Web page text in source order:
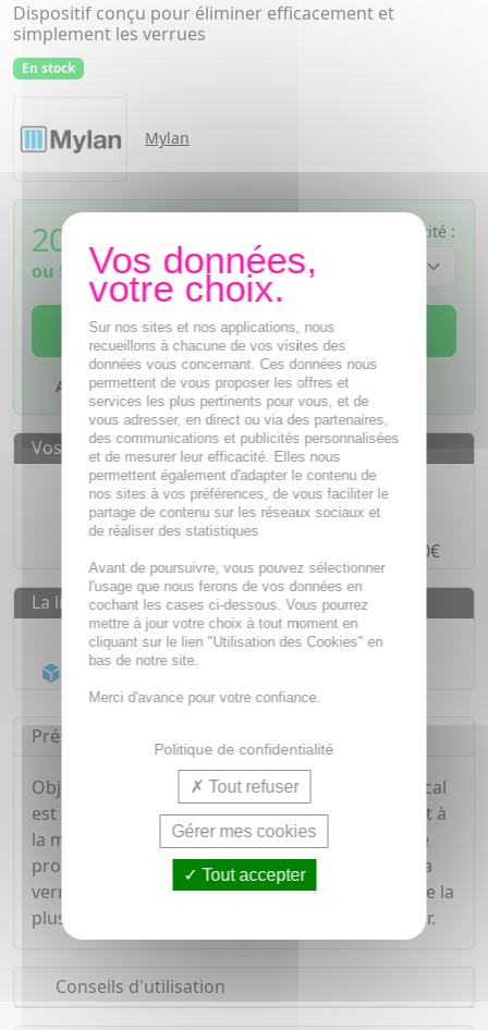
Dispositif conçu pour éliminer efficacement et
simplement les verrues
En stock
Mylan
20,81
ou 5,20€si 4 fois sans frais
Quantité :
AJOUTER AU PANIER
Ajouter à mes favoris
Vos avantages
Des prixIMBATTABLES
Paiement en ligneSÉCURISÉ
à partir de 30€
La livraison
Livraison gratuite dès55€
Acheminement Chronopost
Présentation
Objectif Zeroverrue Freeze Excel de Mylan Medical
est un dispositif qui permet de traiter facilement à
la maison, les verrues persistantes. Composé de
protoxyde d'azote, un gaz très froid, il va geler la
verrue à -80°C et permettre d'atteindre la couche la
plus profonde pour mieux la soigner et l'éliminer.
Conseils d'utilisation
Sur nos sites et nos applications, nous
recueillons à chacune de vos visites des
données vous concernant. Ces données nous
permettent de vous proposer les offres et
services les plus pertinents pour vous, et de
vous adresser, en direct ou via des partenaires,
des communications et publicités personnalisées
et de mesurer leur efficacité. Elles nous
permettent également d'adapter le contenu de
nos sites à vos préférences, de vous faciliter le
partage de contenu sur les réseaux sociaux et
de réaliser des statistiques
Avant de poursuivre, vous pouvez sélectionner
l'usage que nous ferons de vos données en
cochant les cases ci-dessous. Vous pourrez
mettre à jour votre choix à tout moment en
cliquant sur le lien "Utilisation des Cookies" en
bas de notre site.
Merci d'avance pour votre confiance.
Politique de confidentialité
Tout refuser
Gérer mes cookies
Tout accepter